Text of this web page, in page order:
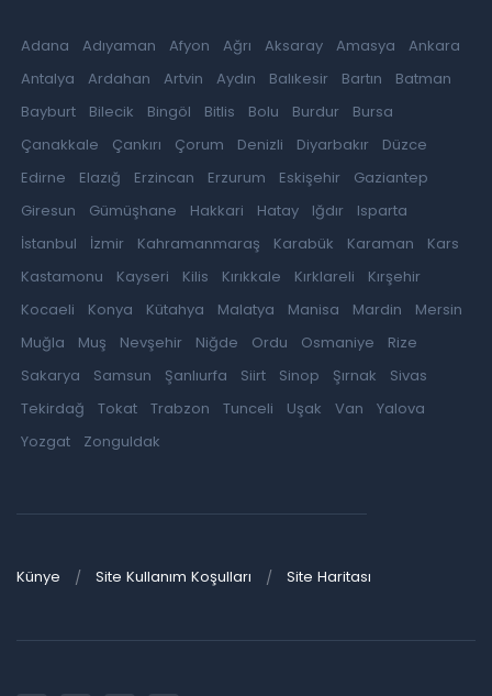
Adana Adıyaman Afyon Ağrı Aksaray Amasya
Ankara
Antalya
Ardahan Artvin Aydın Balıkesir Bartın
Batman
Bayburt
Bilecik Bingöl Bitlis Bolu Burdur
Bursa
Çanakkale
Çankırı Çorum Denizli Diyarbakır
Düzce
Edirne
Elazığ Erzincan Erzurum Eskişehir
Gaziantep
Giresun
Gümüşhane Hakkari Hatay Iğdır
Isparta
İstanbul
İzmir Kahramanmaraş Karabük Karaman
Kars
Kastamonu
Kayseri Kilis Kırıkkale Kırklareli
Kırşehir
Kocaeli
Konya Kütahya Malatya Manisa Mardin
Mersin
Muğla
Muş Nevşehir Niğde Ordu Osmaniye
Rize
Sakarya
Samsun Şanlıurfa Siirt Sinop Şırnak
Sivas
Tekirdağ
Tokat Trabzon Tunceli Uşak Van
Yalova
Yozgat
Zonguldak
Künye Site Kullanım Koşulları Site Haritası